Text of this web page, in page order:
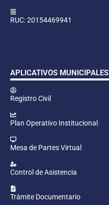
RUC: 20154469941
APLICATIVOS MUNICIPALES
Registro Civil
Plan Operativo Institucional
Mesa de Partes Virtual
Control de Asistencia
Trámite Documentario